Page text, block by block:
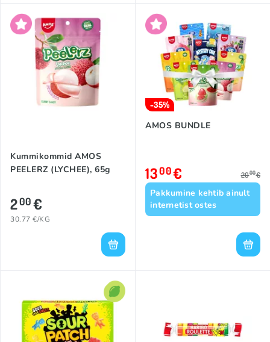
Kummikommid AMOS
PEELERZ (LYCHEE), 65g
200€
30.77 €/KG
-35%
Pakkumine kehtib ainult
internetist ostes
AMOS BUNDLE
1300€ 2000€